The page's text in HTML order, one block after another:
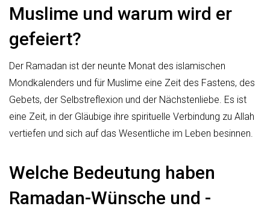
Muslime und warum wird er
gefeiert?
Der Ramadan ist der neunte Monat des islamischen
Mondkalenders und für Muslime eine Zeit des Fastens, des
Gebets, der Selbstreflexion und der Nächstenliebe. Es ist
eine Zeit, in der Gläubige ihre spirituelle Verbindung zu Allah
vertiefen und sich auf das Wesentliche im Leben besinnen.
Welche Bedeutung haben
Ramadan-Wünsche und -